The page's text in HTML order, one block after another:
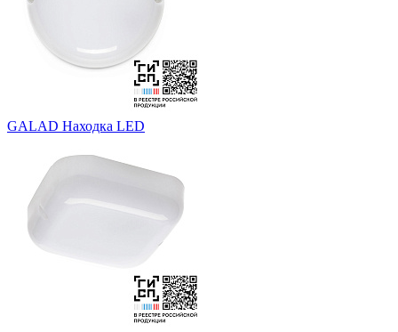
GALAD Находка LED